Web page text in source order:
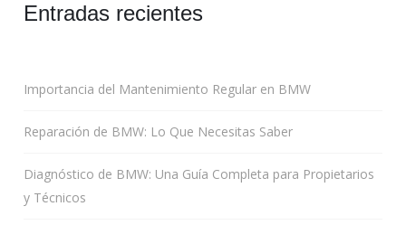
Entradas recientes
Importancia del Mantenimiento Regular en BMW
Reparación de BMW: Lo Que Necesitas Saber
Diagnóstico de BMW: Una Guía Completa para Propietarios
y Técnicos